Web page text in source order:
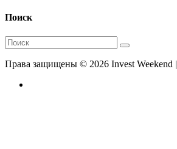
Поиск
Права защищены © 2026 Invest Weekend |